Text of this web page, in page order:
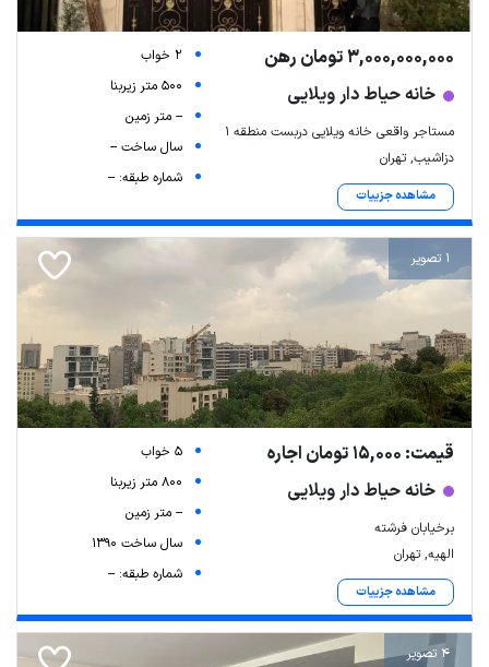
3,000,000,000 تومان رهن
خانه حیاط دار ویلایی
مستاجر واقعی خانه ویلایی دربست منطقه ۱
دزاشیب, تهران
مشاهده جزییات
2 خواب
500 متر زیربنا
-- متر زمین
سال ساخت --
شماره طبقه: --
1 تصویر
قیمت: 15,000 تومان اجاره
خانه حیاط دار ویلایی
برخیابان فرشته
الهیه, تهران
مشاهده جزییات
5 خواب
800 متر زیربنا
-- متر زمین
سال ساخت 1390
شماره طبقه: --
4 تصویر